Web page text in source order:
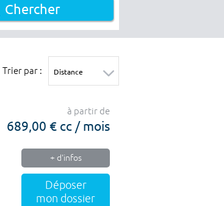
Chercher
Trier par :
à partir de
689,00 € cc / mois
+ d'infos
Déposer
mon dossier